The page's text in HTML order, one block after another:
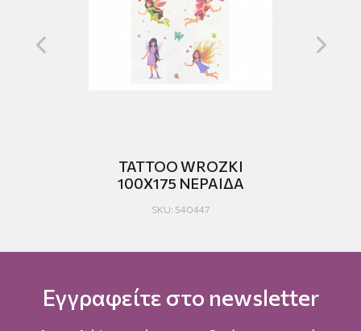
TATTOO WROZKI
100Χ175 ΝΕΡΑΙΔA
SKU: 540447
Εγγραφείτε στο newsletter